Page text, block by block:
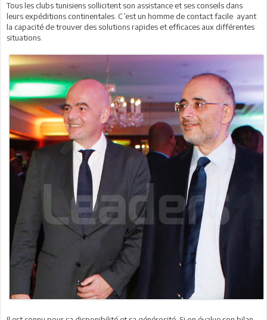
Tous les clubs tunisiens sollicitent son assistance et ses conseils dans
leurs expéditions continentales. C’est un homme de contact facile ayant
la capacité de trouver des solutions rapides et efficaces aux différentes
situations.